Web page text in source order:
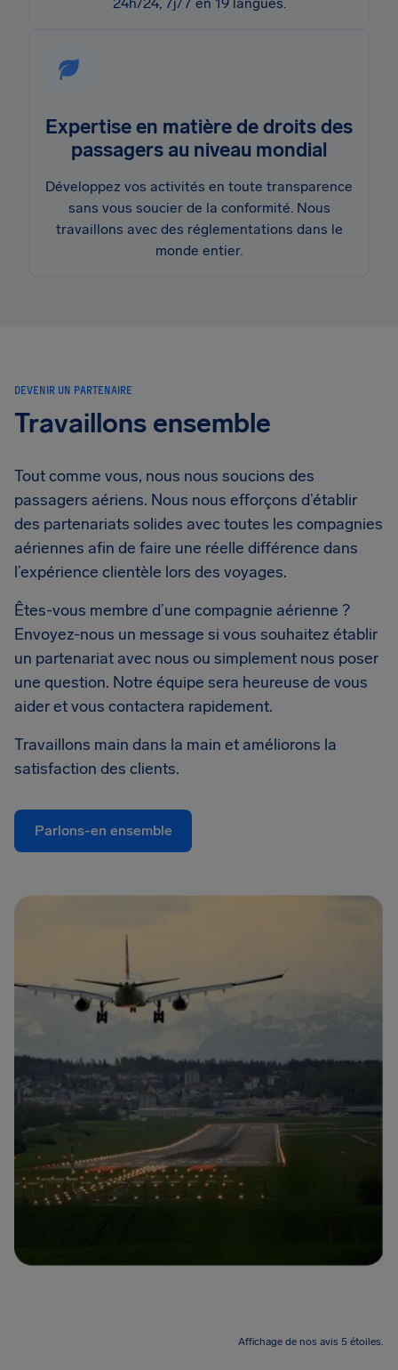
Expertise en matière de droits des
passagers au niveau mondial
Développez vos activités en toute transparence
sans vous soucier de la conformité. Nous
travaillons avec des réglementations dans le
monde entier.
Affichage de nos avis 5 étoiles.
DEVENIR UN PARTENAIRE
Travaillons ensemble
Tout comme vous, nous nous soucions des
passagers aériens. Nous nous efforçons d’établir
des partenariats solides avec toutes les compagnies
aériennes afin de faire une réelle différence dans
l’expérience clientèle lors des voyages.
Êtes-vous membre d’une compagnie aérienne ?
Envoyez-nous un message si vous souhaitez établir
un partenariat avec nous ou simplement nous poser
une question. Notre équipe sera heureuse de vous
aider et vous contactera rapidement.
Travaillons main dans la main et améliorons la
satisfaction des clients.
Parlons-en ensemble